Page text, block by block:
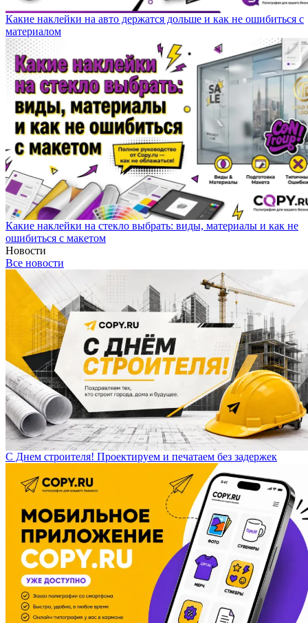
Какие наклейки на авто держатся дольше и как не ошибиться с
материалом
Какие наклейки на стекло выбрать: виды, материалы и как не
ошибиться с макетом
Новости
Все новости
С Днем строителя! Проектируем и печатаем без задержек